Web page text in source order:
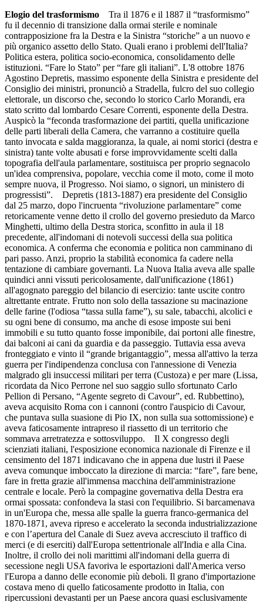
Elogio del trasformismo Tra il 1876 e il 1887 il “trasformismo”
fu il decennio di transizione dalla ormai sterile e nominale
contrapposizione fra la Destra e la Sinistra “storiche” a un nuovo e
più organico assetto dello Stato. Quali erano i problemi dell'Italia?
Politica estera, politica socio-economica, consolidamento delle
istituzioni. “Fare lo Stato” per “fare gli italiani”. L'8 ottobre 1876
Agostino Depretis, massimo esponente della Sinistra e presidente del
Consiglio dei ministri, pronunciò a Stradella, fulcro del suo collegio
elettorale, un discorso che, secondo lo storico Carlo Morandi, era
stato scritto dal lombardo Cesare Correnti, esponente della Destra.
Auspicò la “feconda trasformazione dei partiti, quella unificazione
delle parti liberali della Camera, che varranno a costituire quella
tanto invocata e salda maggioranza, la quale, ai nomi storici (destra e
sinistra) tante volte abusati e forse improvvidamente scelti dalla
topografia dell'aula parlamentare, sostituisca per proprio segnacolo
un'idea comprensiva, popolare, vecchia come il moto, come il moto
sempre nuova, il Progresso. Noi siamo, o signori, un ministero di
progressisti”. Depretis (1813-1887) era presidente del Consiglio
dal 25 marzo, dopo l'incruenta “rivoluzione parlamentare” come
retoricamente venne detto il crollo del governo presieduto da Marco
Minghetti, ultimo della Destra storica, sconfitto in aula il 18
precedente, all'indomani di notevoli successi della sua politica
economica. A conferma che economia e politica non camminano di
pari passo. Anzi, proprio la stabilità economica fa cadere nella
tentazione di cambiare governanti. La Nuova Italia aveva alle spalle
quindici anni vissuti pericolosamente, dall'unificazione (1861)
all'agognato pareggio del bilancio di esercizio: tante uscite contro
altrettante entrate. Frutto non solo della tassazione su macinazione
delle farine (l'odiosa “tassa sulla fame”), su sale, tabacchi, alcolici e
su ogni bene di consumo, ma anche di esose imposte sui beni
immobili e su tutto quanto fosse imponibile, dai portoni alle finestre,
dai balconi ai cani da guardia e da passeggio. Tuttavia essa aveva
fronteggiato e vinto il “grande brigantaggio”, messa all'attivo la terza
guerra per l'indipendenza conclusa con l'annessione di Venezia
malgrado gli insuccessi militari per terra (Custoza) e per mare (Lissa,
ricordata da Nico Perrone nel suo saggio sullo sfortunato Carlo
Pellion di Persano, “Agente segreto di Cavour”, ed. Rubbettino),
aveva acquisito Roma con i cannoni (contro l'auspicio di Cavour,
che puntava sulla suasione di Pio IX, non sulla sua sottomissione) e
aveva faticosamente intrapreso il riassetto di un territorio che
sommava arretratezza e sottosviluppo. Il X congresso degli
scienziati italiani, l'esposizione economica nazionale di Firenze e il
censimento del 1871 indicavano che in appena due lustri il Paese
aveva comunque imboccato la direzione di marcia: “fare”, fare bene,
fare in fretta grazie all'immensa macchina dell'amministrazione
centrale e locale. Però la compagine governativa della Destra era
ormai spossata: confondeva la stasi con l'equilibrio. Si barcamenava
in un'Europa che, messa alle spalle la guerra franco-germanica del
1870-1871, aveva ripreso e accelerato la seconda industrializzazione
e con l’apertura del Canale di Suez aveva accresciuto il traffico di
merci (e di eserciti) dall'Europa settentrionale all'India e alla Cina.
Inoltre, il crollo dei noli marittimi all'indomani della guerra di
secessione negli USA favoriva le esportazioni dall'America verso
l'Europa a danno delle economie più deboli. Il grano d'importazione
costava meno di quello faticosamente prodotto in Italia, con
ripercussioni devastanti per un Paese ancora quasi esclusivamente